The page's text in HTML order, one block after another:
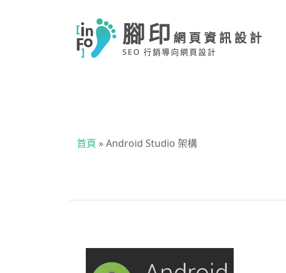
腳印 網頁資訊設計
SEO 行銷導向網頁設計
首頁 »Android Studio 架構